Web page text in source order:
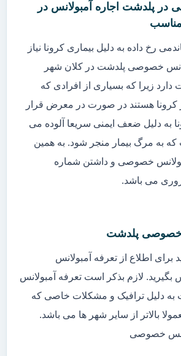
در پلدشت اجاره آمبولانس در
رخ داده به دلیل بیماری کرونا نیاز
خصوصی پلدشت در کلان شهر
زیرا که بسیاری از افرادی که
کرونا هستند در صورت در معرض قرار
به دلیل ضعف ایمنی سریعا آلوده می
به مرگ بیمار منجر شود. به همین
خصوصی و داشتن شماره
می باشد.
خصوصی پلدشت
برای اطلاع از تعرفه آمبولانس
لازم بذکر است تعرفه آمبولانس
دلیل ترافیک و مشکلات خاصی که
بالاتر از سایر شهر ها می باشد.
خصوصی